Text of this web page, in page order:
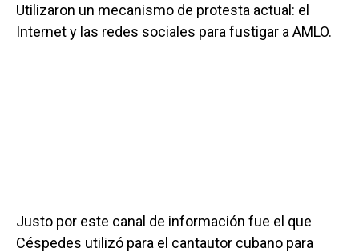
Utilizaron un mecanismo de protesta actual: el
Internet y las redes sociales para fustigar a AMLO.
Justo por este canal de información fue el que
Céspedes utilizó para el cantautor cubano para